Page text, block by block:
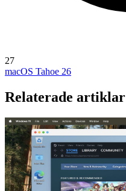
27
macOS Tahoe 26
Relaterade artiklar